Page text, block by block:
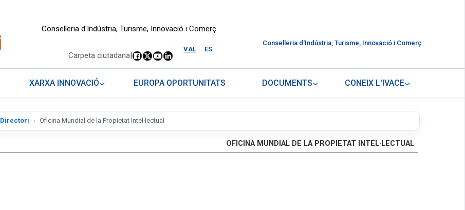
Conselleria d'Indústria, Turisme, Innovació i Comerç
VAL ES
.
Carpeta ciutadana|
Conselleria d'Indústria, Turisme, Innovació i Comerç
XARXA INNOVACIÓ EUROPA OPORTUNITATS DOCUMENTS CONEIX L'IVACE
Directori Oficina Mundial de la Propietat Intel·lectual
OFICINA MUNDIAL DE LA PROPIETAT INTEL·LECTUAL